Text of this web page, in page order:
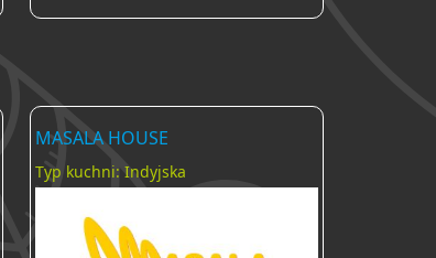
MASALA HOUSE
Typ kuchni: Indyjska